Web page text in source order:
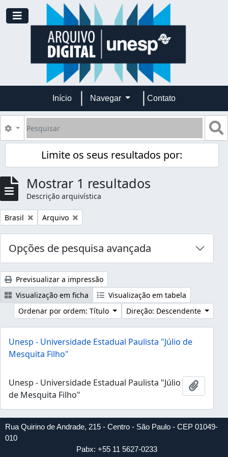
Skip to main content
Toggle navigation
Início Navegar Contato
Pesquisar
Opções de busca
Limite os seus resultados por:
Mostrar 1 resultados
Descrição arquivística
Remover filtro:
Brasil Remover filtro:
Arquivo
Opções de pesquisa avançada
Previsualizar a impressão
Visualização em ficha
Visualização em tabela
Ordenar por ordem: Título
Direção: Descendente
Unesp - Universidade Estadual Paulista "Júlio de
Mesquita Filho"
Unesp - Universidade Estadual Paulista "Júlio
de Mesquita Filho"
Rua Quirino de Andrade, 215 - Centro - São Paulo - CEP 01049-
010
Pabx: +55 11 5627-0233